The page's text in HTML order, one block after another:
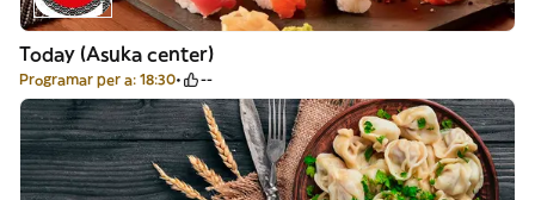
Today (Asuka center)
Programar per a: 18:30 --